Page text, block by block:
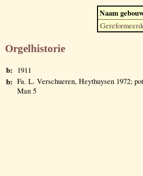
Naam
Orgelhistorie
b: 1911
b: Fa. L. Verschueren, Heythuysen 1972;
Man 5